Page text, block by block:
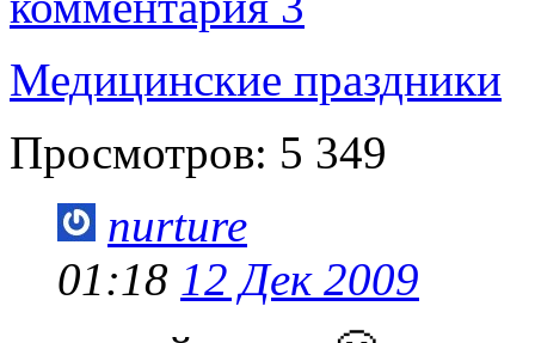
Медицинские праздники
Просмотров: 5 349
nurture
01:18 12 Дек 2009